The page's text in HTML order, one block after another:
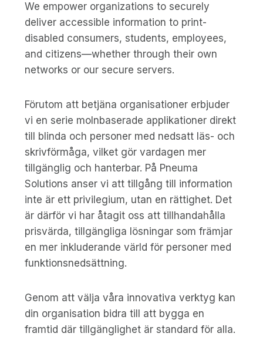
We empower organizations to securely
deliver accessible information to print-
disabled consumers, students, employees,
and citizens—whether through their own
networks or our secure servers.
Förutom att betjäna organisationer erbjuder
vi en serie molnbaserade applikationer direkt
till blinda och personer med nedsatt läs- och
skrivförmåga, vilket gör vardagen mer
tillgänglig och hanterbar. På Pneuma
Solutions anser vi att tillgång till information
inte är ett privilegium, utan en rättighet. Det
är därför vi har åtagit oss att tillhandahålla
prisvärda, tillgängliga lösningar som främjar
en mer inkluderande värld för personer med
funktionsnedsättning.
Genom att välja våra innovativa verktyg kan
din organisation bidra till att bygga en
framtid där tillgänglighet är standard för alla.